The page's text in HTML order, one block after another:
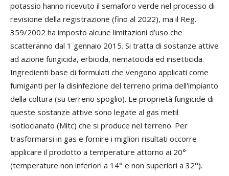
potassio hanno ricevuto il semaforo verde nel processo di
revisione della registrazione (fino al 2022), ma il Reg.
359/2002 ha imposto alcune limitazioni d’uso che
scatteranno dal 1 gennaio 2015. Si tratta di sostanze attive
ad azione fungicida, erbicida, nematocida ed insetticida.
Ingredienti base di formulati che vengono applicati come
fumiganti per la disinfezione del terreno prima dell'impianto
della coltura (su terreno spoglio). Le proprietà fungicide di
queste sostanze attive sono legate al gas metil
isotiocianato (Mitc) che si produce nel terreno. Per
trasformarsi in gas e fornire i migliori risultati occorre
applicare il prodotto a temperature attorno ai 20°
(temperature non inferiori a 14° e non superiori a 32°).